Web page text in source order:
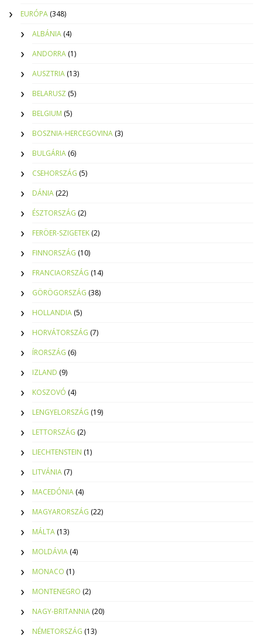
EURÓPA (348)
ALBÁNIA (4)
ANDORRA (1)
AUSZTRIA (13)
BELARUSZ (5)
BELGIUM (5)
BOSZNIA-HERCEGOVINA (3)
BULGÁRIA (6)
CSEHORSZÁG (5)
DÁNIA (22)
ÉSZTORSZÁG (2)
FERÖER-SZIGETEK (2)
FINNORSZÁG (10)
FRANCIAORSZÁG (14)
GÖRÖGORSZÁG (38)
HOLLANDIA (5)
HORVÁTORSZÁG (7)
ÍRORSZÁG (6)
IZLAND (9)
KOSZOVÓ (4)
LENGYELORSZÁG (19)
LETTORSZÁG (2)
LIECHTENSTEIN (1)
LITVÁNIA (7)
MACEDÓNIA (4)
MAGYARORSZÁG (22)
MÁLTA (13)
MOLDÁVIA (4)
MONACO (1)
MONTENEGRO (2)
NAGY-BRITANNIA (20)
NÉMETORSZÁG (13)